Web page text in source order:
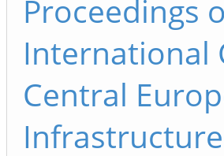
Proceedings
International
Central